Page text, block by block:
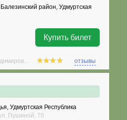
район, Удмуртская
Купить билет
отзывы
Удмуртская Республика
Пушиной, 70